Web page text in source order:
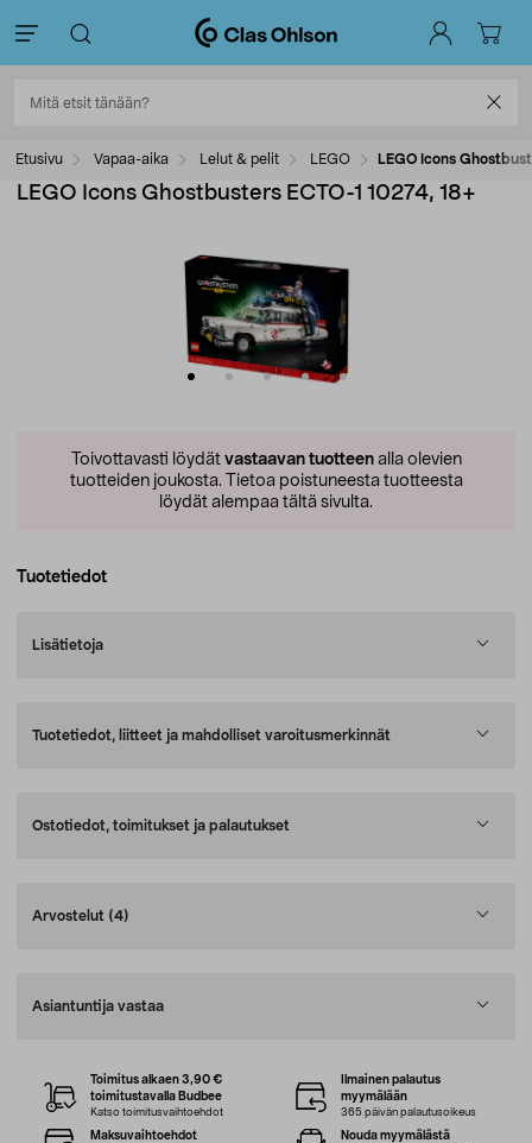
Etusivu Vapaa-aika Lelut & pelit LEGO LEGO Icons
LEGO Icons Ghostbusters ECTO-1 10274, 18+
Toivottavasti löydät vastaavan tuotteenalla olevien
tuotteiden joukosta. Tietoa poistuneesta tuotteesta
löydät alempaa tältä sivulta.
Tuotetiedot
Lisätietoja
Tuotetiedot, liitteet ja mahdolliset varoitusmerkinnät
Ostotiedot, toimitukset ja palautukset
Arvostelut (4)
Asiantuntija vastaa
Toimitus alkaen 3,90 €
toimitustavalla Budbee
Katso toimitusvaihtoehdot
Ilmainen palautus
myymälään
365 päivän palautusoikeus
Maksuvaihtoehdot Nouda myymälästä